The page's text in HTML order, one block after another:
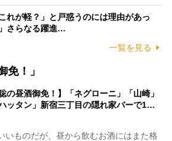
れが軽？」と戸惑うのには理由があっ
さらなる躍進…
一覧を見る
免！」
の昼酒御免！】「ネグローニ」「山崎」
ハッタン」新宿三丁目の隠れ家バーで1…
ものだが、昼から飲むお酒にはまた格